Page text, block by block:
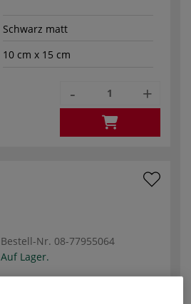
Schwarz matt
10 cm x 15 cm
- +
Bestell-Nr. 08-77955064
Auf Lager.